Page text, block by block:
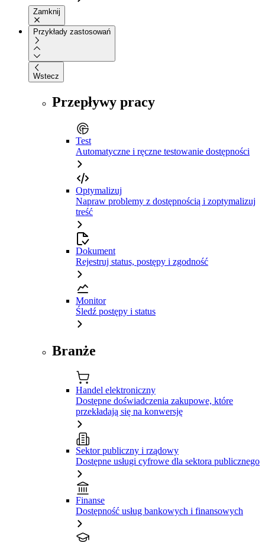
Zamknij
Przykłady zastosowań
Wstecz
Przepływy pracy
Test
Automatyczne i ręczne testowanie dostępności
Optymalizuj
Napraw problemy z dostępnością i zoptymalizuj
treść
Dokument
Rejestruj status, postępy i zgodność
Monitor
Śledź postępy i status
Branże
Handel elektroniczny
Dostępne doświadczenia zakupowe, które
przekładają się na konwersję
Sektor publiczny i rządowy
Dostępne usługi cyfrowe dla sektora publicznego
Finanse
Dostępność usług bankowych i finansowych